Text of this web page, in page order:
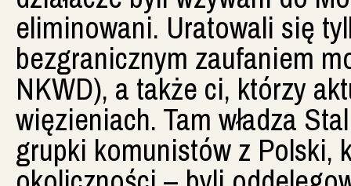
eliminowani. Uratowali się
bezgranicznym zaufaniem
NKWD), a także ci, którzy
więzieniach. Tam władza
grupki komunistów z Polski,